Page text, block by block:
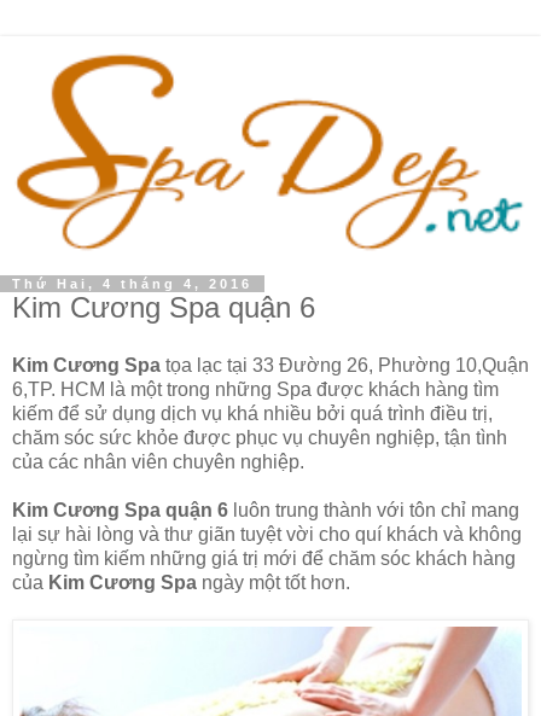
Thứ Hai, 4 tháng 4, 2016
Kim Cương Spa quận 6
Kim Cương Spa tọa lạc tại 33 Đường 26, Phường 10,Quận
6,TP. HCM là một trong những Spa được khách hàng tìm
kiếm để sử dụng dịch vụ khá nhiều bởi quá trình điều trị,
chăm sóc sức khỏe được phục vụ chuyên nghiệp, tận tình
của các nhân viên chuyên nghiệp.
Kim Cương Spa quận 6 luôn trung thành với tôn chỉ mang
lại sự hài lòng và thư giãn tuyệt vời cho quí khách và không
ngừng tìm kiếm những giá trị mới để chăm sóc khách hàng
của Kim Cương Spa ngày một tốt hơn.